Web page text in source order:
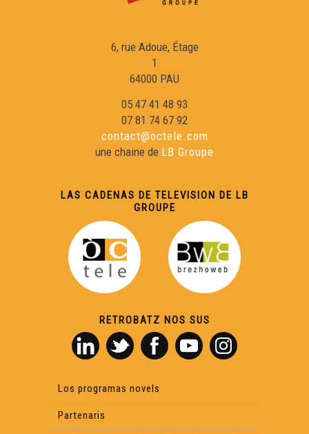
6, rue Adoue, Étage
1
64000 PAU
05 47 41 48 93
07 81 74 67 92
contact@octele.com
une chaine de LB Groupe
LAS CADENAS DE TELEVISION DE LB
GROUPE
RETROBATZ NOS SUS
Los programas novels
Partenaris